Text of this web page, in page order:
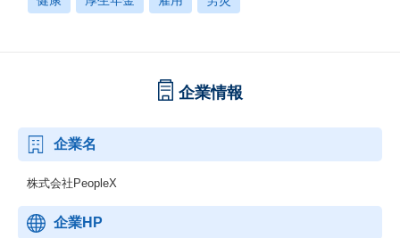
企業情報
企業名
株式会社PeopleX
企業HP